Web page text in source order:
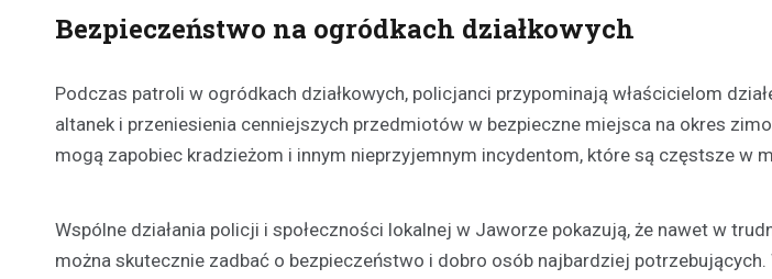
Bezpieczeństwo na ogródkach działkowych
Podczas patroli w ogródkach działkowych, policjanci przypominają właścicielom
altanek i przeniesienia cenniejszych przedmiotów w bezpieczne miejsca na okres
mogą zapobiec kradzieżom i innym nieprzyjemnym incydentom, które są częstsze w
Wspólne działania policji i społeczności lokalnej w Jaworze pokazują, że nawet w
można skutecznie zadbać o bezpieczeństwo i dobro osób najbardziej potrzebujących.